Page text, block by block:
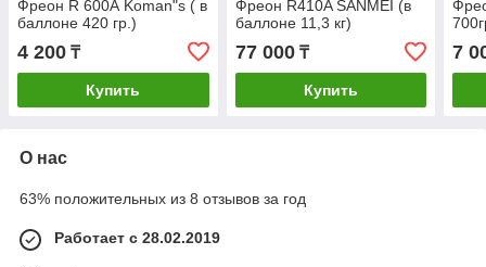
Фреон R 600А Koman"s ( в
баллоне 420 гр.)
4 200 ₸
Купить
Фреон R410A SANMEI (в
баллоне 11,3 кг)
77 000₸
Купить
7
О нас
63% положительных из 8 отзывов за год
Работает с 28.02.2019